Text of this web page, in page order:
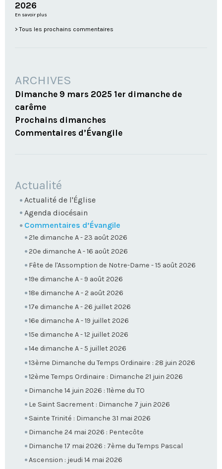
2026
En savoir plus
Tous les prochains commentaires
ARCHIVES
Dimanche 9 mars 2025 1er dimanche de
carême
Prochains dimanches
Commentaires d’Évangile
NAVIGATION
Actualité
Actualité de l'Église
Agenda diocésain
Commentaires d’Évangile
21e dimanche A - 23 août 2026
20e dimanche A - 16 août 2026
Fête de l'Assomption de Notre-Dame - 15 août 2026
19e dimanche A - 9 août 2026
18e dimanche A - 2 août 2026
17e dimanche A - 26 juillet 2026
16e dimanche A - 19 juillet 2026
15e dimanche A - 12 juillet 2026
14e dimanche A - 5 juillet 2026
13ème Dimanche du Temps Ordinaire : 28 juin 2026
12ème Temps Ordinaire : Dimanche 21 juin 2026
Dimanche 14 juin 2026 : 11ème du TO
Le Saint Sacrement : Dimanche 7 juin 2026
Sainte Trinité : Dimanche 31 mai 2026
Dimanche 24 mai 2026 : Pentecôte
Dimanche 17 mai 2026 : 7ème du Temps Pascal
Ascension : jeudi 14 mai 2026